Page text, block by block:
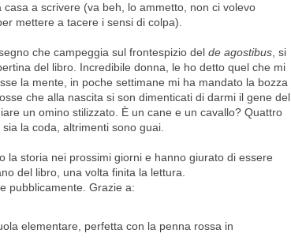
a scrivere (va beh, lo ammetto, non ci volevo
mettere a tacere i sensi di colpa).
che campeggia sul frontespizio del de agostibus , si
del libro. Incredibile donna, le ho detto quel che mi
la mente, in poche settimane mi ha mandato la bozza
che alla nascita si son dimenticati di darmi il gene del
un omino stilizzato. È un cane e un cavallo? Quattro
la coda, altrimenti sono guai.
la storia nei prossimi giorni e hanno giurato di essere
del libro, una volta finita la lettura.
pubblicamente. Grazie a:
elementare, perfetta con la penna rossa in